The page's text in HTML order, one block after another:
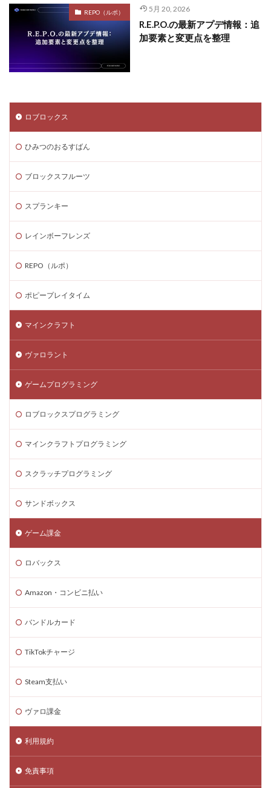
REPO（ルポ） 5月 20, 2026
R.E.P.O.の最新アプデ情報：追
加要素と変更点を整理
ロブロックス
ひみつのおるすばん
ブロックスフルーツ
スプランキー
レインボーフレンズ
REPO（ルポ）
ポピープレイタイム
マインクラフト
ヴァロラント
ゲームプログラミング
ロブロックスプログラミング
マインクラフトプログラミング
スクラッチプログラミング
サンドボックス
ゲーム課金
ロバックス
Amazon・コンビニ払い
バンドルカード
TikTokチャージ
Steam支払い
ヴァロ課金
利用規約
免責事項